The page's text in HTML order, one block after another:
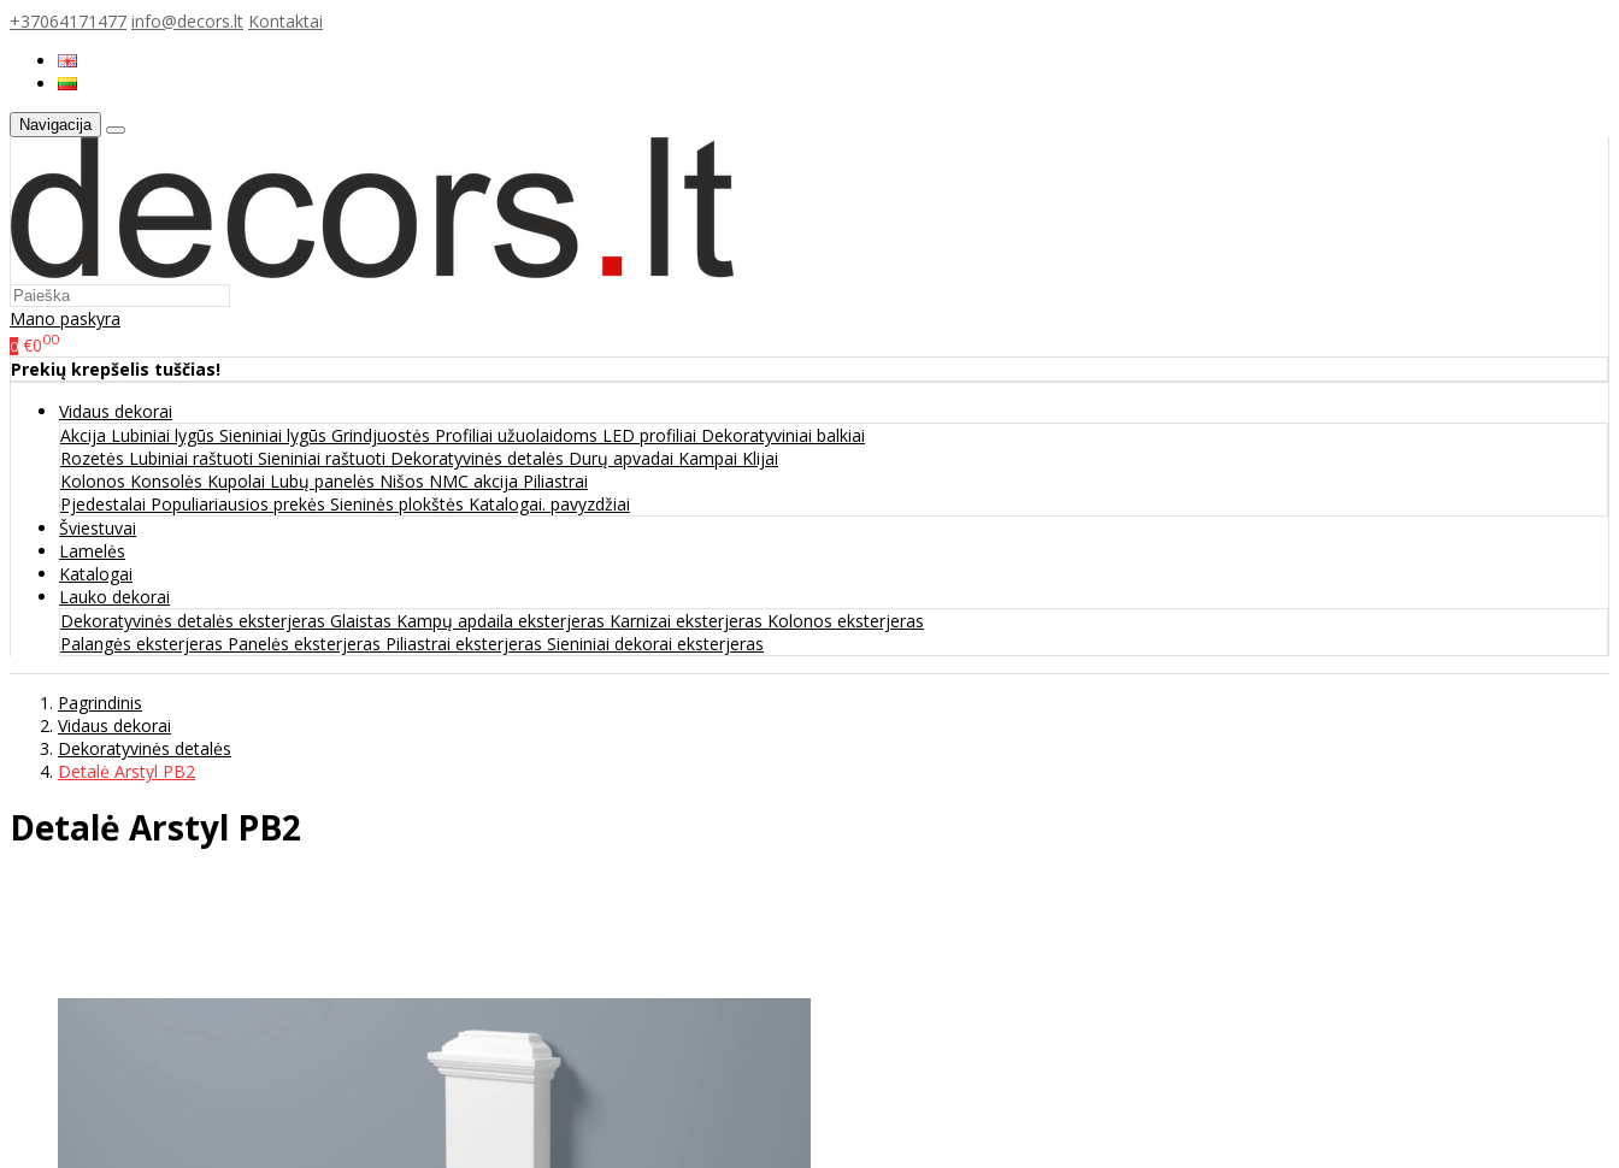
+37064171477 info@decors.lt Kontaktai
Navigacija
Mano paskyra
0 €000
Prekių krepšelis tuščias!
Vidaus dekorai
Akcija Lubiniai lygūs Sieniniai lygūs Grindjuostės Profiliai užuolaidoms LED profiliai Dekoratyviniai balkiai
Rozetės Lubiniai raštuoti Sieniniai raštuoti Dekoratyvinės detalės Durų apvadai Kampai Klijai
Kolonos Konsolės Kupolai Lubų panelės Nišos NMC akcija Piliastrai
Pjedestalai Populiariausios prekės Sieninės plokštės Katalogai. pavyzdžiai
Šviestuvai
Lamelės
Katalogai
Lauko dekorai
Dekoratyvinės detalės eksterjeras Glaistas Kampų apdaila eksterjeras Karnizai eksterjeras Kolonos eksterjeras
Palangės eksterjeras Panelės eksterjeras Piliastrai eksterjeras Sieniniai dekorai eksterjeras
Pagrindinis
Vidaus dekorai
Dekoratyvinės detalės
Detalė Arstyl PB2
Detalė Arstyl PB2